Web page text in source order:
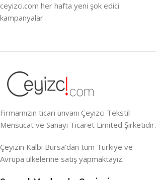
ceyizci.com her hafta yeni şok edici
kampanyalar
Firmamızın ticari ünvanı Çeyizci Tekstil
Mensucat ve Sanayi Ticaret Limited Şirketidir.
Çeyizin Kalbi Bursa’dan tüm Türkiye ve
Avrupa ülkelerine satış yapmaktayız.